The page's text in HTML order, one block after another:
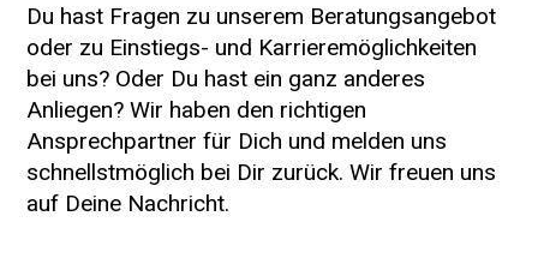
Du hast Fragen zu unserem Beratungsangebot
oder zu Einstiegs- und Karrieremöglichkeiten
bei uns? Oder Du hast ein ganz anderes
Anliegen? Wir haben den richtigen
Ansprechpartner für Dich und melden uns
schnellstmöglich bei Dir zurück. Wir freuen uns
auf Deine Nachricht.